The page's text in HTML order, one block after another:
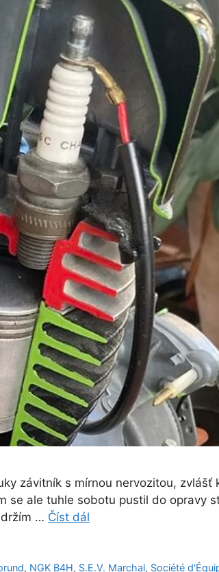
závitník s mírnou nervozitou, zvlášť
se ale tuhle sobotu pustil do opravy
držím … Číst dál
, NGK B4H, S.E.V. Marchal, Société